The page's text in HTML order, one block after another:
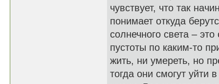
чувствует, что так
понимает откуда
солнечного света –
пустоты по каким-то
жить, ни умереть, но
тогда они смогут уйти